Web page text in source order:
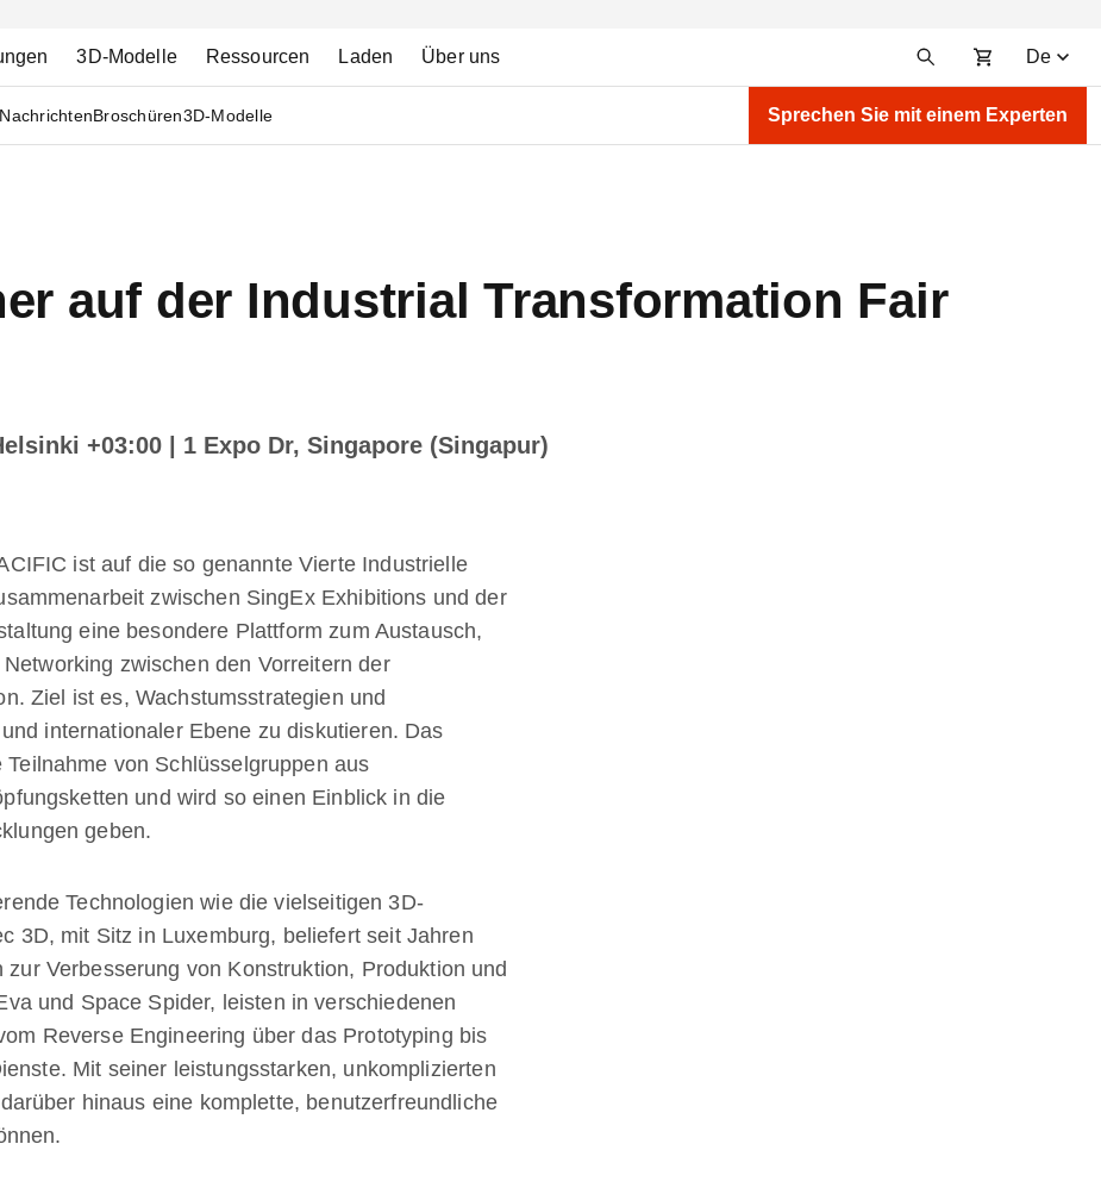
3D-Modelle Ressourcen Laden Über uns De
NachrichtenBroschüren3D-Modelle Sprechen Sie mit einem Experten
auf der Industrial Transformation Fair
+03:00 | 1 Expo Dr, Singapore (Singapur)
ist auf die so genannte Vierte Industrielle
zwischen SingEx Exhibitions und der
eine besondere Plattform zum Austausch,
zwischen den Vorreitern der
Ziel ist es, Wachstumsstrategien und
internationaler Ebene zu diskutieren. Das
von Schlüsselgruppen aus
und wird so einen Einblick in die
geben.
Technologien wie die vielseitigen 3D-
3D, mit Sitz in Luxemburg, beliefert seit Jahren
Verbesserung von Konstruktion, Produktion und
und Space Spider, leisten in verschiedenen
Reverse Engineering über das Prototyping bis
Mit seiner leistungsstarken, unkomplizierten
hinaus eine komplette, benutzerfreundliche